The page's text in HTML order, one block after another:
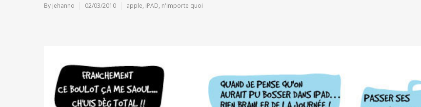
By jehanno 02/03/2010 apple, iPAD, n'importe quoi